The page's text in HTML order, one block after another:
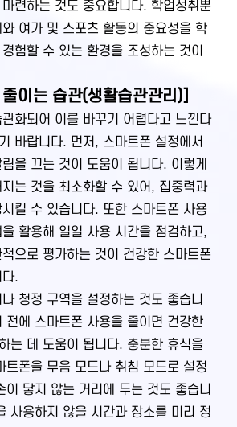
련하는 것도 중요합니다. 학업성취뿐
여가 및 스포츠 활동의 중요성을 학
험할 수 있는 환경을 조성하는 것이
이는 습관(생활습관관리)]
화되어 이를 바꾸기 어렵다고 느낀다
바랍니다. 먼저, 스마트폰 설정에서
을 끄는 것이 도움이 됩니다. 이렇게
는 것을 최소화할 수 있어, 집중력과
킬 수 있습니다. 또한 스마트폰 사용
활용해 일일 사용 시간을 점검하고,
으로 평가하는 것이 건강한 스마트폰
.
청정 구역을 설정하는 것도 좋습니
전에 스마트폰 사용을 줄이면 건강한
는 데 도움이 됩니다. 충분한 휴식을
트폰을 무음 모드나 취침 모드로 설정
이 닿지 않는 거리에 두는 것도 좋습니
사용하지 않을 시간과 장소를 미리 정